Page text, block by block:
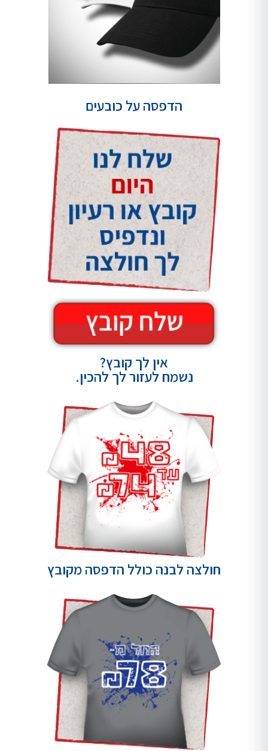
הדפסה על כובעים
אין לך קובץ?
נשמח לעזור לך להכין.
חולצה לבנה כולל הדפסה מקובץ